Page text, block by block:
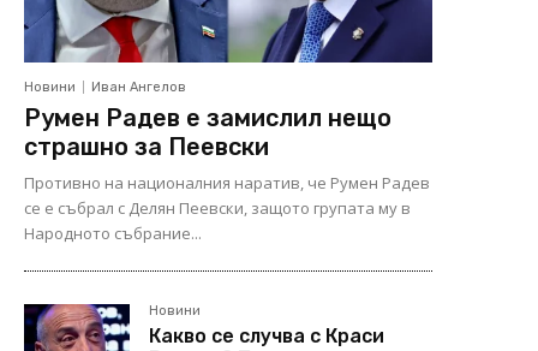
Новини Иван Ангелов
Румен Радев е замислил нещо
страшно за Пеевски
Противно на националния наратив, че Румен Радев
се е събрал с Делян Пеевски, защото групата му в
Народното събрание...
Новини
Какво се случва с Краси